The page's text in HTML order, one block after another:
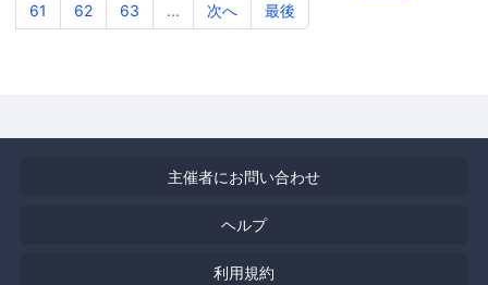
61
62 63 ... 次へ 最後
主催者にお問い合わせ
ヘルプ
利用規約